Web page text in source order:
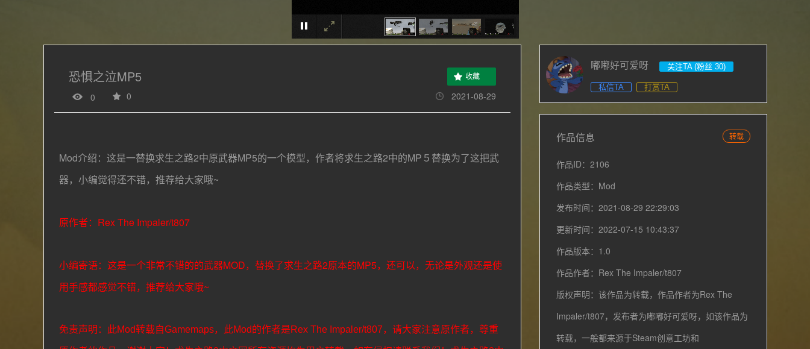
恐惧之泣MP5 收藏
0 0 2021-08-29
Mod介绍：这是一替换求生之路2中原武器MP5的一个模型，作者将求生之路2中的MP５替换为了这把武
器，小编觉得还不错，推荐给大家哦~
原作者： Rex The Impaler/t807
小编寄语：这是一个非常不错的的武器MOD，替换了求生之路2原本的MP5，还可以，无论是外观还是使
用手感都感觉不错，推荐给大家哦~
免责声明：此Mod转载自Gamemaps，此Mod的作者是Rex The Impaler/t807，请大家注意原作者，尊重
嘟嘟好可爱呀 关注TA (粉丝 30)
私信TA 打赏TA
作品信息 转载
作品ID：2106
作品类型：Mod
发布时间：2021-08-29 22:29:03
更新时间：2022-07-15 10:43:37
作品版本：1.0
作品作者：Rex The Impaler/t807
版权声明：该作品为转载，作品作者为Rex The
Impaler/t807，发布者为嘟嘟好可爱呀，如该作品为
转载，一般都来源于Steam创意工坊和